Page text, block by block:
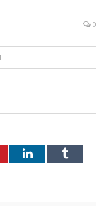
0
LinkedInTumblr